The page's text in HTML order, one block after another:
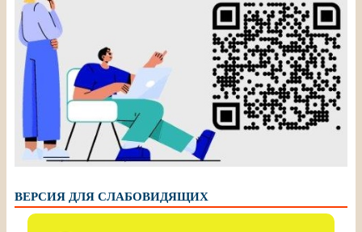
ВЕРСИЯ ДЛЯ СЛАБОВИДЯЩИХ